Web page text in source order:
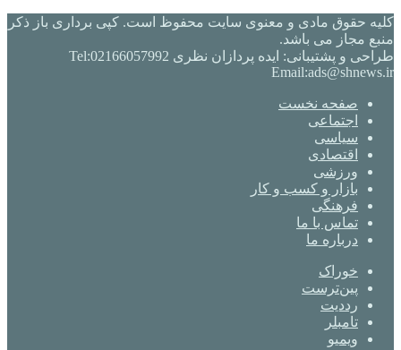
کلیه حقوق مادی و معنوی سایت محفوظ است. کپی برداری باز ذکر
منبع مجاز می باشد.
طراحی و پشتیبانی: ایده پردازان نظری Tel:02166057992
Email:ads@shnews.ir
صفحه نخست
اجتماعی
سیاسی
اقتصادی
ورزشی
بازار و کسب و کار
فرهنگی
تماس با ما
درباره ما
خوراک
‫پین‌ترست
‫رددیت
‫تامبلر
ویمیو